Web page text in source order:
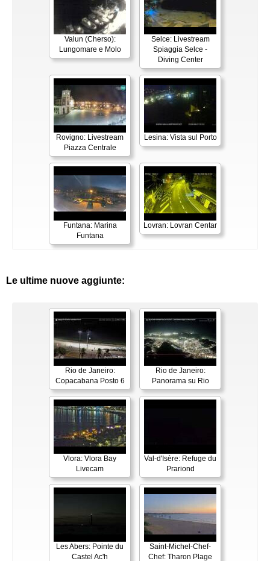
Valun (Cherso):
Lungomare e Molo
Selce: Livestream
Spiaggia Selce -
Diving Center
Rovigno: Livestream
Piazza Centrale
Lesina: Vista sul Porto
Funtana: Marina
Funtana
Lovran: Lovran Centar
Le ultime nuove aggiunte:
Rio de Janeiro:
Copacabana Posto 6
Rio de Janeiro:
Panorama su Rio
Vlora: Vlora Bay
Livecam
Val-d'Isère: Refuge du
Prariond
Les Abers: Pointe du
Castel Ac'h
Saint-Michel-Chef-
Chef: Tharon Plage